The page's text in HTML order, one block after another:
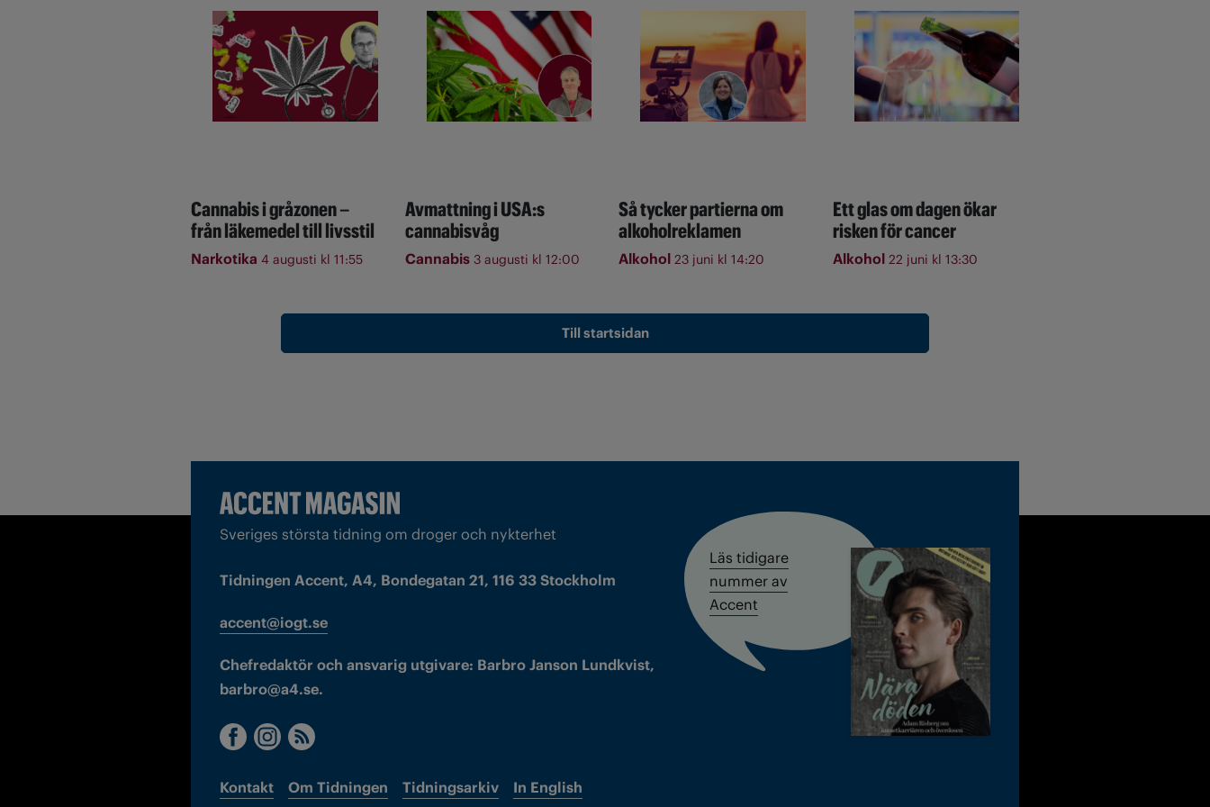
Cannabis i gråzonen –
från läkemedel till livsstil
Narkotika 4 augusti kl 11:55
Avmattning i USA:s
cannabisvåg
Cannabis 3 augusti kl 12:00
Så tycker partierna om
alkoholreklamen
Alkohol 23 juni kl 14:20
Ett glas om dagen ökar
risken för cancer
Alkohol 22 juni kl 13:30
Till startsidan
Sveriges största tidning om droger och nykterhet
Tidningen Accent, A4, Bondegatan 21, 116 33 Stockholm
accent@iogt.se
Chefredaktör och ansvarig utgivare: Barbro Janson Lundkvist,
barbro@a4.se.
Kontakt Om Tidningen Tidningsarkiv In English
Läs tidigare
nummer av
Accent